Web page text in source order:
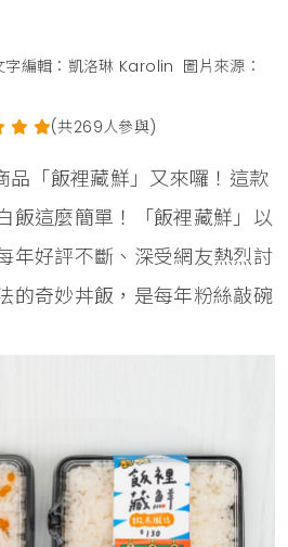
字編輯：凱洛琳 Karolin 圖片來源：
(共269人參與)
「飯裡藏鮮」又來囉！這款
飯這麼簡單！「飯裡藏鮮」以
年好評不斷、深受網友熱烈討
的奇妙丼飯，是每年粉絲敲碗